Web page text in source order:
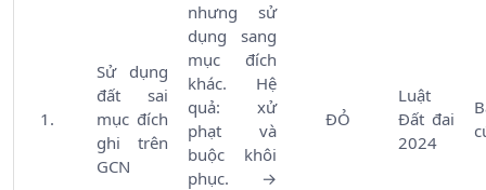
Sử dụng
đất sai
mục đích
ghi trên
GCN
nhưng sử
dụng sang
mục đích
khác. Hệ
quả: xử
phạt và
buộc khôi
phục. →
ĐỎ
Luật
Đất đai
2024